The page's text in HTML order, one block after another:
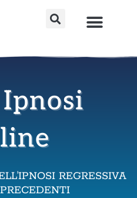
REGRESSIVA